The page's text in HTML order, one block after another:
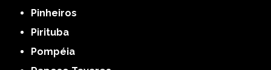
Pinheiros
Pirituba
Pompéia